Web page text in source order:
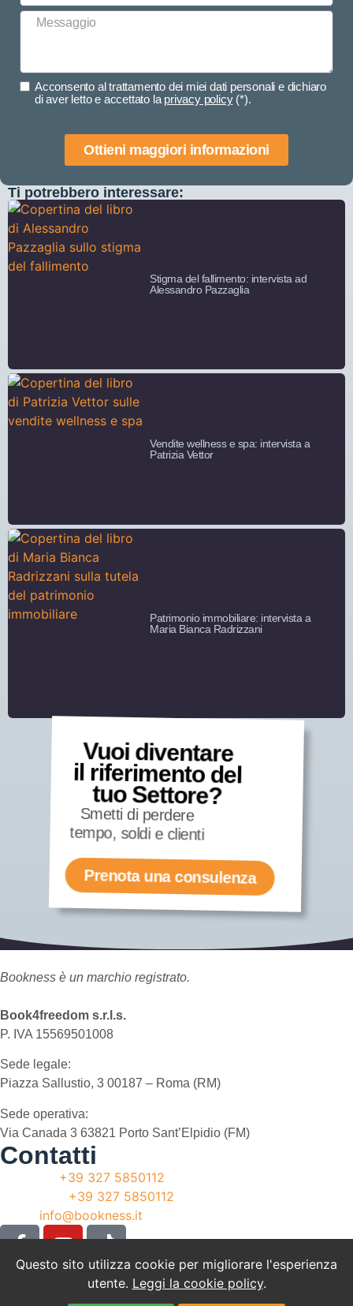
Acconsento al trattamento dei miei dati personali e dichiaro
di aver letto e accettato la privacy policy(*).
Ottieni maggiori informazioni
Ti potrebbero interessare:
Stigma del fallimento: intervista ad
Alessandro Pazzaglia
Vendite wellness e spa: intervista a
Patrizia Vettor
Patrimonio immobiliare: intervista a
Maria Bianca Radrizzani
Vuoi diventare
il riferimento del
tuo Settore?
Smetti di perdere
tempo, soldi e clienti
Prenota una consulenza
Bookness è un marchio registrato.
Book4freedom s.r.l.s.
P. IVA ​15569501008
Sede legale:
Piazza Sallustio, 3 00187 – Roma (RM)
Sede operativa:
Via Canada 3 63821 Porto Sant’Elpidio (FM)
Contatti
+39 327 5850112
+39 327 5850112
info@bookness.it
Cookie Policy
Privacy Policy
Questo sito utilizza cookie per migliorare l'esperienza
utente. Leggi la cookie policy.